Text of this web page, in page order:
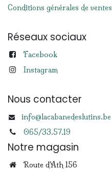
Conditions générales de ventes
Réseaux sociaux
Facebook
Instagram
Nous contacter
info@lacabanedeslutins.be
065/33.57.19
Notre magasin
Route d'Ath 156